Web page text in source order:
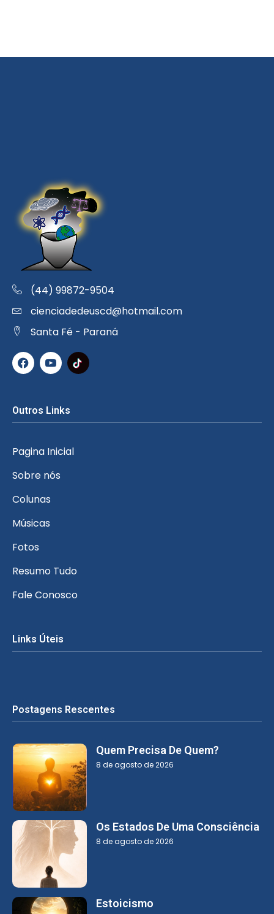
(44) 99872-9504
cienciadedeuscd@hotmail.com
Santa Fé - Paraná
Outros Links
Pagina Inicial
Sobre nós
Colunas
Músicas
Fotos
Resumo Tudo
Fale Conosco
Links Úteis
Postagens Rescentes
Quem Precisa De Quem?
8 de agosto de 2026
Os Estados De Uma Consciência
8 de agosto de 2026
Estoicismo